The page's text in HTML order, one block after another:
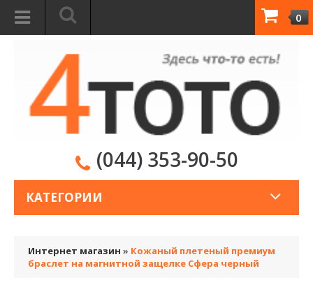
0
(044) 353-90-50
КАТЕГОРИИ
Интернет магазин » Кожаный плетеный премиум
браслет на магнитной защелке Сфера черный